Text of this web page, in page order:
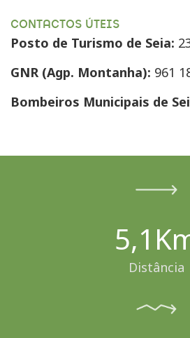
CONTACTOS ÚTEIS
Posto de Turismo de Seia:
GNR (Agp. Montanha): 961
Bombeiros Municipais de
Distância